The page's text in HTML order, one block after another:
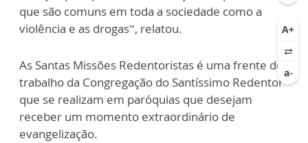
que são comuns em toda a sociedade como a
violência e as drogas”, relatou.
As Santas Missões Redentoristas é uma frente de
trabalho da Congregação do Santíssimo Redentor
que se realizam em paróquias que desejam
receber um momento extraordinário de
evangelização.